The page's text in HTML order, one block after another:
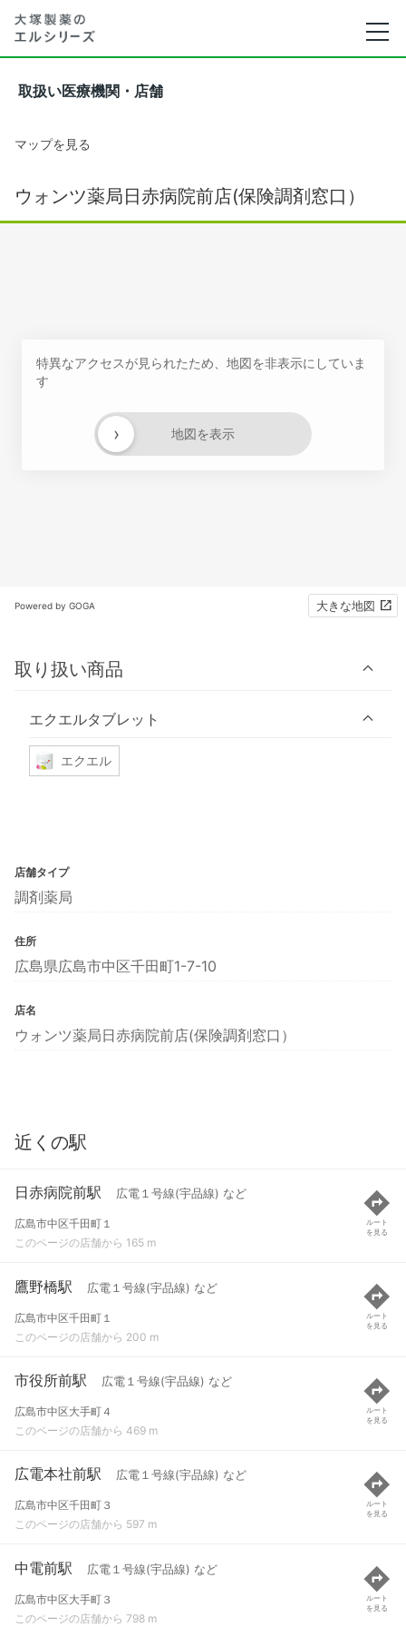
取扱い医療機関・店舗
マップを見る
ウォンツ薬局日赤病院前店(保険調剤窓口）
特異なアクセスが見られたため、地図を非表示にしていま
す
地図を表示
›
Powered by GOGA 大きな地図
取り扱い商品
エクエルタブレット
エクエル
店舗タイプ
調剤薬局
住所
広島県広島市中区千田町1-7-10
店名
ウォンツ薬局日赤病院前店(保険調剤窓口）
近くの駅
日赤病院前駅 広電１号線(宇品線) など
広島市中区千田町１
このページの店舗から 165 m
ルート
を見る
鷹野橋駅 広電１号線(宇品線) など
広島市中区千田町１
このページの店舗から 200 m
ルート
を見る
市役所前駅 広電１号線(宇品線) など
広島市中区大手町４
このページの店舗から 469 m
ルート
を見る
広電本社前駅 広電１号線(宇品線) など
広島市中区千田町３
このページの店舗から 597 m
ルート
を見る
中電前駅 広電１号線(宇品線) など
広島市中区大手町３
このページの店舗から 798 m
ルート
を見る